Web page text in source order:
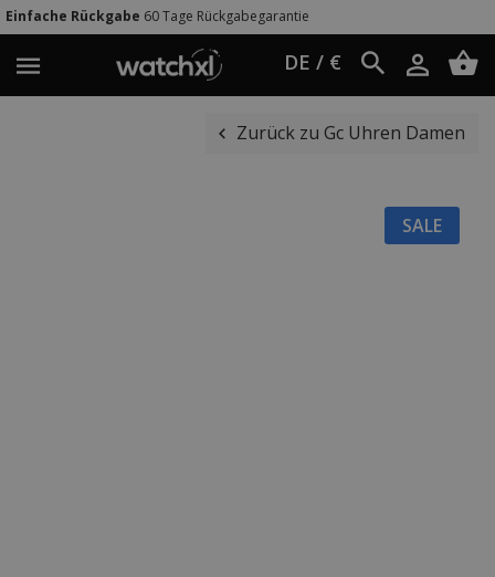
60 Tage Rückgabegarantie
DE / €
Zurück zu Gc Uhren Damen
SALE